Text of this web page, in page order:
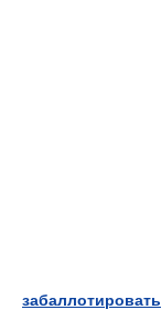
забаллотировать